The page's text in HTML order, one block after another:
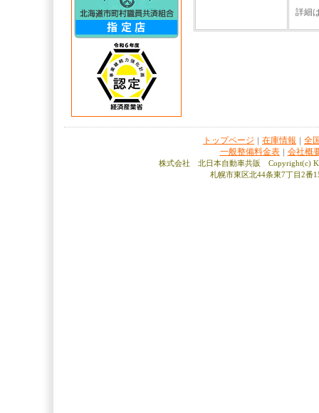
詳細
トップページ ｜ 在庫情報 ｜ 全
一般整備料金表｜ 会社概
株式会社 北日本自動車共販 Copyright(c)
札幌市東区北44条東7丁目2